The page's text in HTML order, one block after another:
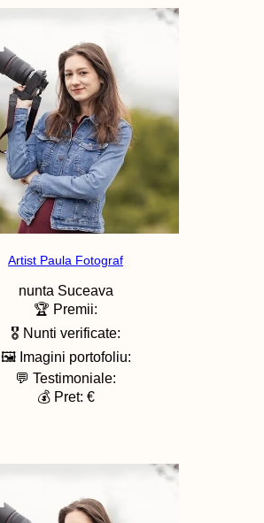
Artist Paula Fotograf
nunta Suceava
🏆 Premii:
🎖️ Nunti verificate:
🖼️ Imagini portofoliu:
💬 Testimoniale:
💰 Pret: €